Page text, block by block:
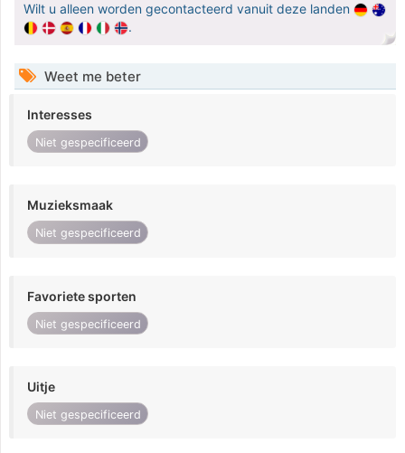
Wilt u alleen worden gecontacteerd vanuit deze landen
.
Weet me beter
Interesses
Niet gespecificeerd
Muzieksmaak
Niet gespecificeerd
Favoriete sporten
Niet gespecificeerd
Uitje
Niet gespecificeerd